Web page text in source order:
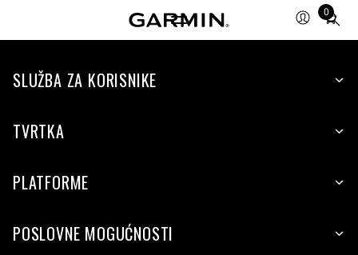
0
Total
items
cart:
SLUŽBA ZA KORISNIKE
TVRTKA
PLATFORME
POSLOVNE MOGUĆNOSTI